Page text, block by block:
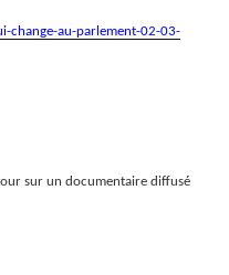
change-au-parlement-02-03-
sur un documentaire diffusé